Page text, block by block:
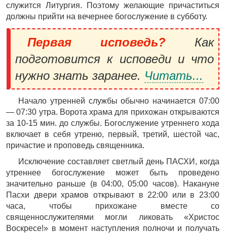
служится Литургия. Поэтому желающие причаститься
должны прийти на вечернее богослужение в субботу.
Первая исповедь? Как
подготовится к исповеди и что
нужно знать заранее. Читать...
Начало утренней службы обычно начинается 07:00
— 07:30 утра. Ворота храма для прихожан открываются
за 10-15 мин. до службы. Богослужение утреннего хода
включает в себя утреню, первый, третий, шестой час,
причастие и проповедь священника.
Исключение составляет светлый день ПАСХИ, когда
утреннее богослужение может быть проведено
значительно раньше (в 04:00, 05:00 часов). Накануне
Пасхи двери храмов открывают в 22:00 или в 23:00
часа, чтобы прихожане вместе со
священнослужителями могли ликовать «Христос
Воскресе!» в момент наступления полночи и получать